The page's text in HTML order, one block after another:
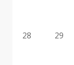
28 29